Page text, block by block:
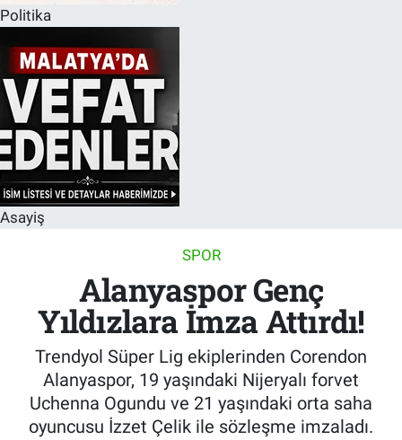
Politika
Asayiş
SPOR
Alanyaspor Genç
Yıldızlara İmza Attırdı!
Trendyol Süper Lig ekiplerinden Corendon
Alanyaspor, 19 yaşındaki Nijeryalı forvet
Uchenna Ogundu ve 21 yaşındaki orta saha
oyuncusu İzzet Çelik ile sözleşme imzaladı.